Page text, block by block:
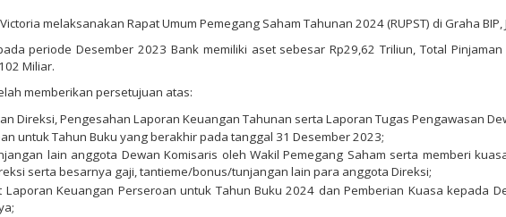
melaksanakan Rapat Umum Pemegang Saham Tahunan 2024 (RUPST) di Graha
periode Desember 2023 Bank memiliki aset sebesar Rp29,62 Triliun, Total
Miliar.
memberikan persetujuan atas:
Direksi, Pengesahan Laporan Keuangan Tahunan serta Laporan Tugas Pengawasan
untuk Tahun Buku yang berakhir pada tanggal 31 Desember 2023;
lain anggota Dewan Komisaris oleh Wakil Pemegang Saham serta memberi
serta besarnya gaji, tantieme/bonus/tunjangan lain para anggota Direksi;
Keuangan Perseroan untuk Tahun Buku 2024 dan Pemberian Kuasa kepada